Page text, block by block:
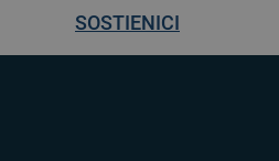
SOSTIENICI